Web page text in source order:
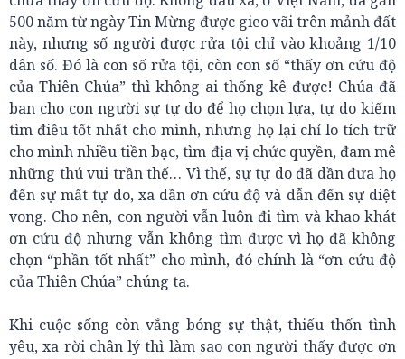
500 năm từ ngày Tin Mừng được gieo vãi trên mảnh đất
này, nhưng số người được rửa tội chỉ vào khoảng 1/10
dân số. Đó là con số rửa tội, còn con số “thấy ơn cứu độ
của Thiên Chúa” thì không ai thống kê được! Chúa đã
ban cho con người sự tự do để họ chọn lựa, tự do kiếm
tìm điều tốt nhất cho mình, nhưng họ lại chỉ lo tích trữ
cho mình nhiều tiền bạc, tìm địa vị chức quyền, đam mê
những thú vui trần thế… Vì thế, sự tự do đã dần đưa họ
đến sự mất tự do, xa dần ơn cứu độ và dẫn đến sự diệt
vong. Cho nên, con người vẫn luôn đi tìm và khao khát
ơn cứu độ nhưng vẫn không tìm được vì họ đã không
chọn “phần tốt nhất” cho mình, đó chính là “ơn cứu độ
của Thiên Chúa” chúng ta.
Khi cuộc sống còn vắng bóng sự thật, thiếu thốn tình
yêu, xa rời chân lý thì làm sao con người thấy được ơn